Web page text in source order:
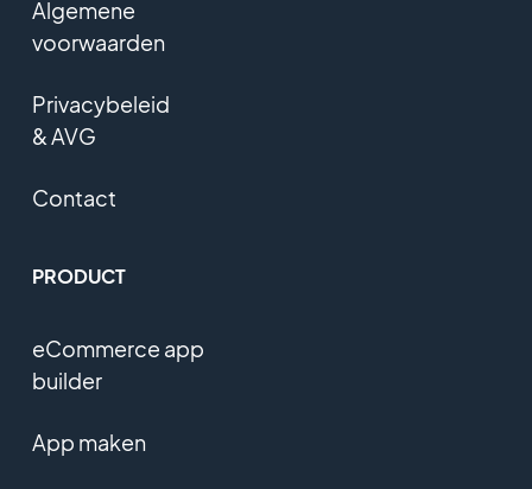
Algemene
voorwaarden
Privacybeleid
& AVG
Contact
PRODUCT
eCommerce app
builder
App maken